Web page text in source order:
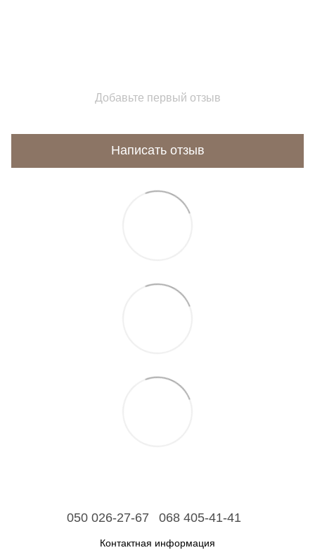
Добавьте первый отзыв
Написать отзыв
050 026-27-67 068 405-41-41
Контактная информация